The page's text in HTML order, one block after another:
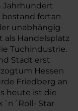
Jahrhundert
fortan
unabhängig
als Handelsplatz
Tuchindustrie.
Stadt erst
Hessen
Friedberg an
heute ist die
Star